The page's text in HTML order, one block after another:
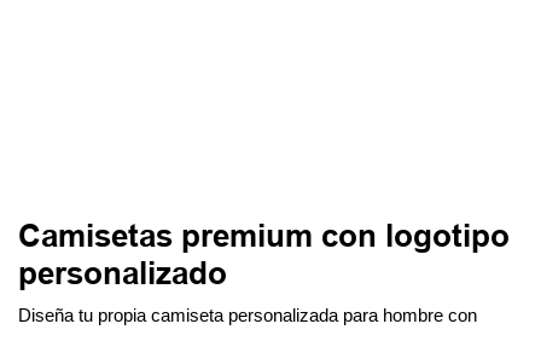
Camisetas premium con logotipo
personalizado
Diseña tu propia camiseta personalizada para hombre con